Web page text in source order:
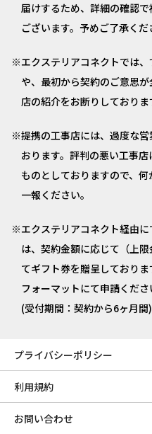
届けするため、詳細の確認
ございます。予めご了承くだ
エクステリアコネクトでは
や、最初から契約のご意思
店の紹介をお断りしておりま
提携の工事店には、過度な
おります。評判の悪い工事
ものとしておりますので、
一報ください。
エクステリアコネクト経由
は、契約金額に応じて（上
てギフト券を贈呈しており
フォーマットにて申請くださ
(受付期間：契約から6ヶ月間)
プライバシーポリシー
利用規約
お問い合わせ